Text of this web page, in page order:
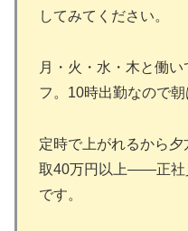
してみてください。
月・火・水・木と働
フ。10時出勤なので朝
定時で上がれるから
取40万円以上——正社
です。